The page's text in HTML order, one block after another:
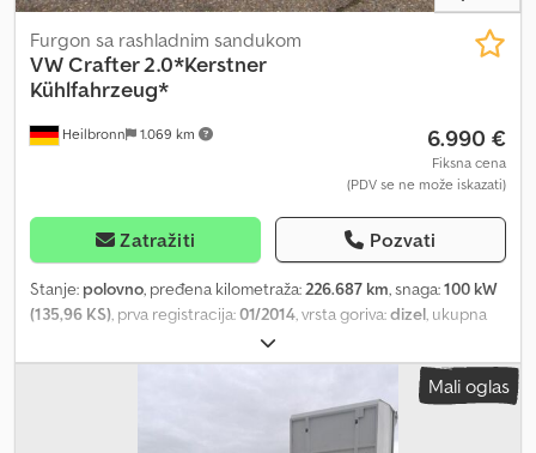
Heilbronn 1.069 km
Furgon sa rashladnim sandukom
VWCrafter 2.0*Kerstner
Kühlfahrzeug*
6.990 €
Fiksna cena
(PDV se ne može iskazati)
Zatražiti Pozvati
Stanje: polovno, pređena kilometraža:226.687 km, snaga:100 kW
(135,96 KS), prva registracija:01/2014, vrsta goriva:dizel, ukupna
, tip prenosa:
razred:Euro 5, broj sedišta:3, Oprema:ABS, centralno
zaključavanje, elektronski program stabilnosti (ESP), filter za
, !!!!! HLAĐENJE NE RADI !!!!! Dkodpfjx Iai Ijx
Akher 3 sedišta, servo volan, vazdušni jastuk za vozača, 6-brzinski
Mali oglas